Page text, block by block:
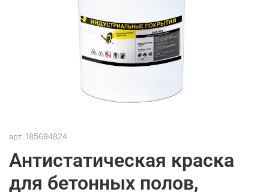
арт. 185684824
Антистатическая краска
для бетонных полов,